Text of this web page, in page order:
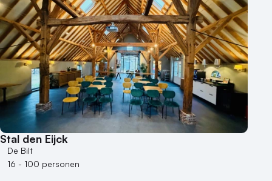
Stal den Eijck
De Bilt
16 - 100 personen